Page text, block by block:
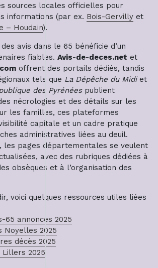
sources locales officielles pour
informations (par ex. Bois-Gervilly et
– Houdain).
avis dans le 65 bénéficie d’un
fiables. Avis-de-deces.net et
offrent des portails dédiés, tandis
tels que La Dépêche du Midiet
des Pyrénéespublient
nécrologies et des détails sur les
les familles, ces plateformes
capitale et un cadre pratique
administratives liées au deuil.
les pages départementales se veulent
avec des rubriques dédiées à
obsèques et à l’organisation des
voici quelques ressources utiles liées
65 annonces 2025
Noyelles 2025
décès 2025
Lillers 2025